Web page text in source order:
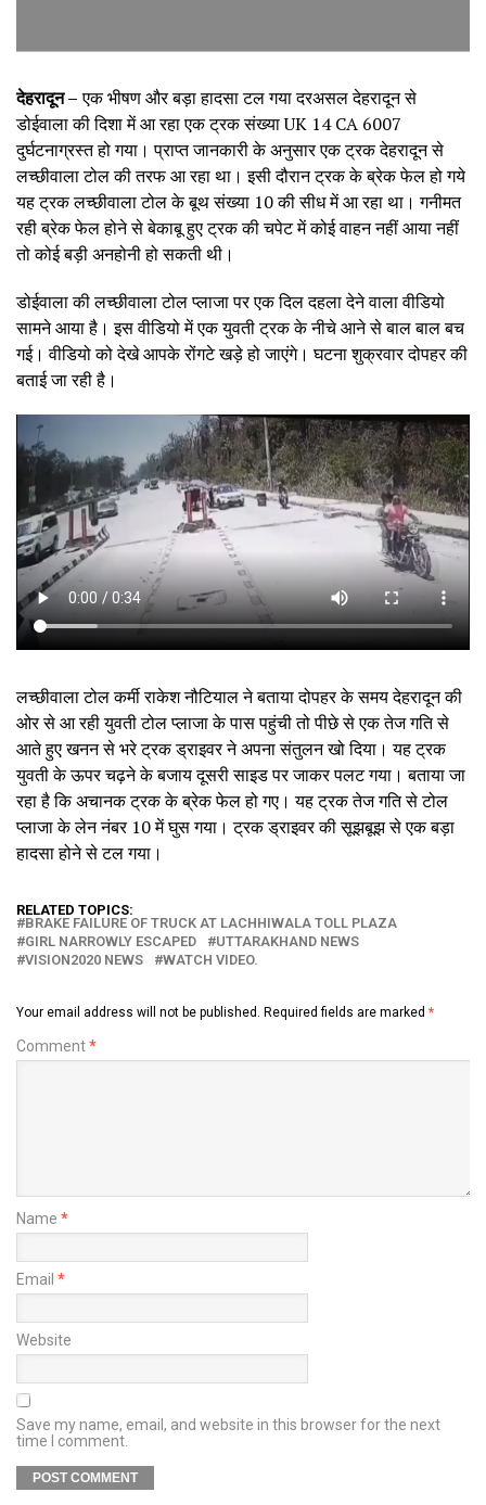
देहरादून –एक भीषण और बड़ा हादसा टल गया दरअसल देहरादून से
डोईवाला की दिशा में आ रहा एक ट्रक संख्या UK 14 CA 6007
दुर्घटनाग्रस्त हो गया। प्राप्त जानकारी के अनुसार एक ट्रक देहरादून से
लच्छीवाला टोल की तरफ आ रहा था। इसी दौरान ट्रक के ब्रेक फेल हो गये
यह ट्रक लच्छीवाला टोल के बूथ संख्या 10 की सीध में आ रहा था। गनीमत
रही ब्रेक फेल होने से बेकाबू हुए ट्रक की चपेट में कोई वाहन नहीं आया नहीं
तो कोई बड़ी अनहोनी हो सकती थी।
डोईवाला की लच्छीवाला टोल प्लाजा पर एक दिल दहला देने वाला वीडियो
सामने आया है। इस वीडियो में एक युवती ट्रक के नीचे आने से बाल बाल बच
गई। वीडियो को देखे आपके रोंगटे खड़े हो जाएंगे। घटना शुक्रवार दोपहर की
बताई जा रही है।
लच्छीवाला टोल कर्मी राकेश नौटियाल ने बताया दोपहर के समय देहरादून की
ओर से आ रही युवती टोल प्लाजा के पास पहुंची तो पीछे से एक तेज गति से
आते हुए खनन से भरे ट्रक ड्राइवर ने अपना संतुलन खो दिया। यह ट्रक
युवती के ऊपर चढ़ने के बजाय दूसरी साइड पर जाकर पलट गया। बताया जा
रहा है कि अचानक ट्रक के ब्रेक फेल हो गए। यह ट्रक तेज गति से टोल
प्लाजा के लेन नंबर 10 में घुस गया। ट्रक ड्राइवर की सूझबूझ से एक बड़ा
हादसा होने से टल गया।
RELATED TOPICS:
BRAKE FAILURE OF TRUCK AT LACHHIWALA TOLL PLAZA
GIRL NARROWLY ESCAPED
UTTARAKHAND NEWS
VISION2020 NEWS
WATCH VIDEO.
Your email address will not be published. Required fields are marked *
Comment*
Name *
Email *
Website
Save my name, email, and website in this browser for the next
time I comment.